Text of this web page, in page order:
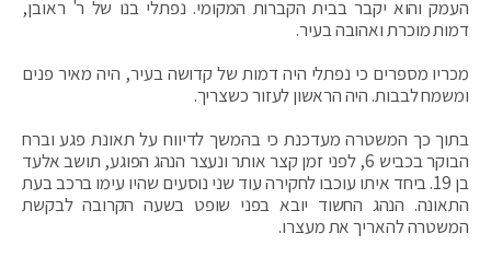
העמק והוא יקבר בבית הקברות המקומי. נפתלי בנו של ר' ראובן,
דמות מוכרת ואהובה בעיר.
מכריו מספרים כי נפתלי היה דמות של קדושה בעיר, היה מאיר פנים
ומשמח לבבות. היה הראשון לעזור כשצריך.
בתוך כך המשטרה מעדכנת כי בהמשך לדיווח על תאונת פגע וברח
הבוקר בכביש 6, לפני זמן קצר אותר ונעצר הנהג הפוגע, תושב אלעד
בן 19. ביחד איתו עוכבו לחקירה עוד שני נוסעים שהיו עימו ברכב בעת
התאונה. הנהג החשוד יובא בפני שופט בשעה הקרובה לבקשת
המשטרה להאריך את מעצרו.